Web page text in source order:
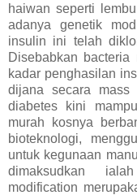
haiwan seperti
adanya genetik
insulin ini telah
Disebabkan
kadar penghasilan
dijana secara mass
diabetes kini
murah kosnya
bioteknologi,
untuk kegunaan
dimaksudkan
modification